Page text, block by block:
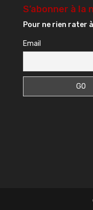
S’abonner à
Pour ne rien rater
Email